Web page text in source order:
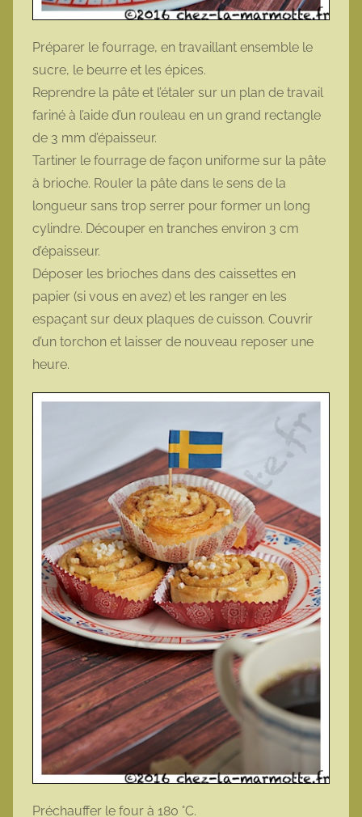
Préparer le fourrage, en travaillant ensemble le
sucre, le beurre et les épices.
Reprendre la pâte et l’étaler sur un plan de travail
fariné à l’aide d’un rouleau en un grand rectangle
de 3 mm d’épaisseur.
Tartiner le fourrage de façon uniforme sur la pâte
à brioche. Rouler la pâte dans le sens de la
longueur sans trop serrer pour former un long
cylindre. Découper en tranches environ 3 cm
d’épaisseur.
Déposer les brioches dans des caissettes en
papier (si vous en avez) et les ranger en les
espaçant sur deux plaques de cuisson. Couvrir
d’un torchon et laisser de nouveau reposer une
heure.
Préchauffer le four à 180 °C.